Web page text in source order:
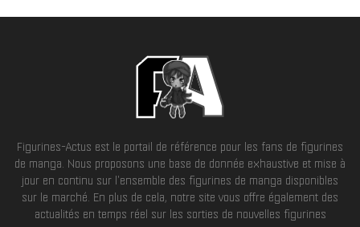
Figurines-Actus est le portail de référence pour les fans de figurines
de manga. Nous proposons une base de donnée exhaustive et mise à
jour en continu sur l'ensemble des figurines de manga disponibles
sur le marché. En plus de cela, notre site vous offre également des
actualités en temps réel sur les sorties de nouvelles figurines